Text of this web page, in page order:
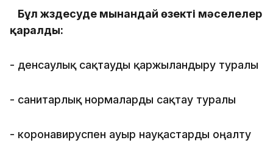
Бұл жүздесуде мынандай өзекті мәселелер
қаралды:
- денсаулық сақтауды қаржыландыру туралы
- санитарлық нормаларды сақтау туралы
- коронавируспен ауыр науқастарды оңалту